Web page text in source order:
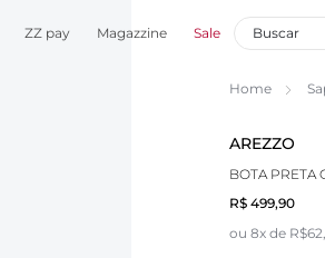
ZZ pay Magazzine Sale
Home
AREZZO
BOTA PRETA
R$ 499,90
ou 8x de